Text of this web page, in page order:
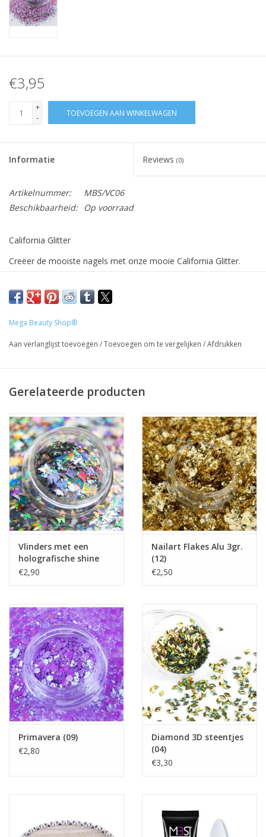
Hema free line/Hypoallergenic
Nail Mist
€3,95
+
-
TOEVOEGEN AAN WINKELWAGEN
Informatie Reviews (0)
Artikelnummer:
MBS/VC06
Beschikbaarheid:
Op voorraad
California Glitter
Creëer de mooiste nagels met onze mooie California Glitter.
overloop te maken met bijvoorbeeld gel of acryl. Ook is het
Mega Beauty Shop®
Aan verlanglijst toevoegen /Toevoegen om te vergelijken /Afdrukken
Gerelateerde producten
Vlinders met een
holografische shine
(01)
€2,90
Nailart Flakes Alu 3gr.
(12)
€2,50
Primavera (09)
€2,80
Diamond 3D steentjes
(04)
€3,30